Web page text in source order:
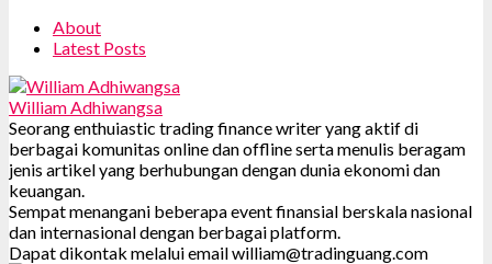
About
Latest Posts
William Adhiwangsa
Seorang enthuiastic trading finance writer yang aktif di
berbagai komunitas online dan offline serta menulis beragam
jenis artikel yang berhubungan dengan dunia ekonomi dan
keuangan.
Sempat menangani beberapa event finansial berskala nasional
dan internasional dengan berbagai platform.
Dapat dikontak melalui email william@tradinguang.com